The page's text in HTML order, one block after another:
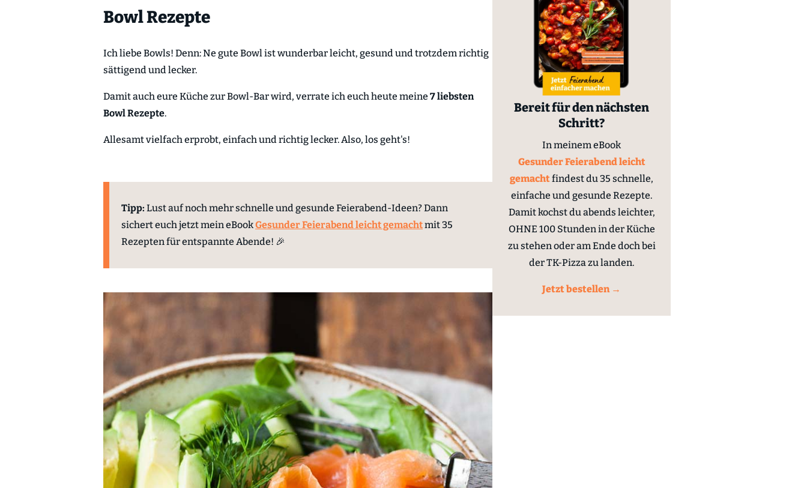
Bowl Rezepte
Ich liebe Bowls! Denn: Ne gute Bowl ist wunderbar leicht, gesund und trotzdem richtig
sättigend und lecker.
Damit auch eure Küche zur Bowl-Bar wird, verrate ich euch heute meine 7 liebsten
Bowl Rezepte.
Allesamt vielfach erprobt, einfach und richtig lecker. Also, los geht's!
Tipp: Lust auf noch mehr schnelle und gesunde Feierabend-Ideen? Dann
sichert euch jetzt mein eBookGesunder Feierabend leicht gemachtmit 35
Rezepten für entspannte Abende! 🎉
Bereit für den nächsten
Schritt?
In meinem eBook
Gesunder Feierabend leicht
gemachtfindest du 35 schnelle,
einfache und gesunde Rezepte.
Damit kochst du abends leichter,
OHNE 100 Stunden in der Küche
zu stehen oder am Ende doch bei
der TK-Pizza zu landen.
Jetzt bestellen →